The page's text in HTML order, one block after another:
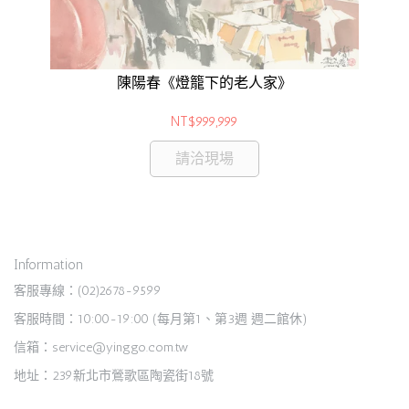
陳陽春《燈籠下的老人家》
NT$999,999
請洽現場
Information
客服專線：(02)2678-9599
客服時間：10:00-19:00 (每月第1、第3週 週二館休)
信箱：service@yinggo.com.tw
地址：239新北市鶯歌區陶瓷街18號